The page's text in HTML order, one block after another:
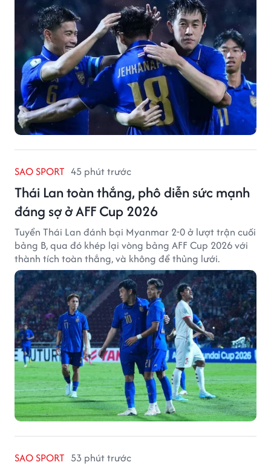
SAO SPORT 45 phút trước
Thái Lan toàn thắng, phô diễn sức mạnh
đáng sợ ở AFF Cup 2026
Tuyển Thái Lan đánh bại Myanmar 2-0 ở lượt trận cuối
bảng B, qua đó khép lại vòng bảng AFF Cup 2026 với
thành tích toàn thắng, và không để thủng lưới.
SAO SPORT 53 phút trước